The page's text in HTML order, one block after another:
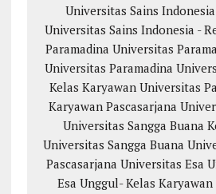
Universitas Sains
Universitas Sains Indonesia -
Paramadina Universitas
Universitas Paramadina
Kelas Karyawan Universitas
Karyawan Pascasarjana
Universitas Sangga Buana
Universitas Sangga Buana
Pascasarjana Universitas Esa
Esa Unggul- Kelas Karyawan